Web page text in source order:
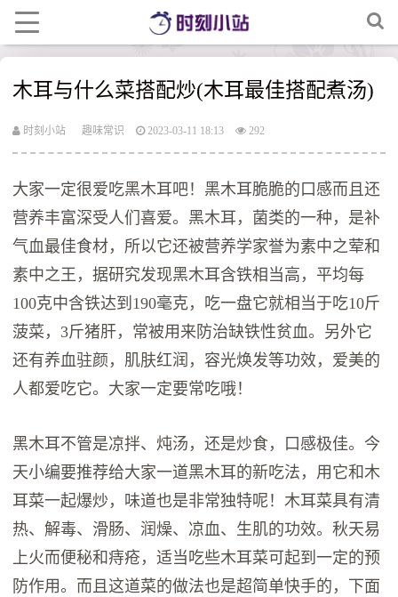
木耳与什么菜搭配炒(木耳最佳搭配煮汤)
时刻小站 趣味常识 2023-03-11 18:13 292
大家一定很爱吃黑木耳吧！黑木耳脆脆的口感而且还
营养丰富深受人们喜爱。黑木耳，菌类的一种，是补
气血最佳食材，所以它还被营养学家誉为素中之荤和
素中之王，据研究发现黑木耳含铁相当高，平均每
100克中含铁达到190毫克，吃一盘它就相当于吃10斤
菠菜，3斤猪肝，常被用来防治缺铁性贫血。另外它
还有养血驻颜，肌肤红润，容光焕发等功效，爱美的
人都爱吃它。大家一定要常吃哦！
黑木耳不管是凉拌、炖汤，还是炒食，口感极佳。今
天小编要推荐给大家一道黑木耳的新吃法，用它和木
耳菜一起爆炒，味道也是非常独特呢！木耳菜具有清
热、解毒、滑肠、润燥、凉血、生肌的功效。秋天易
上火而便秘和痔疮，适当吃些木耳菜可起到一定的预
防作用。而且这道菜的做法也是超简单快手的，下面